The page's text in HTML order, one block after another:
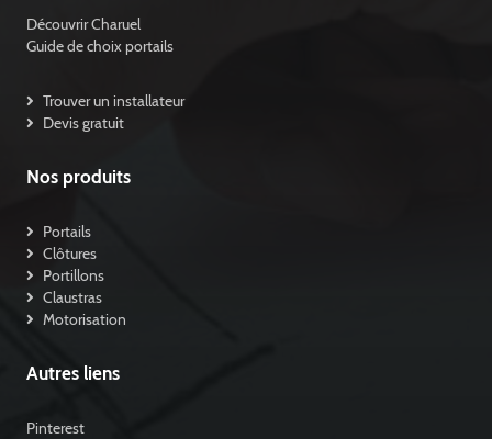
Découvrir Charuel
Guide de choix portails
Trouver un installateur
Devis gratuit
Nos produits
Portails
Clôtures
Portillons
Claustras
Motorisation
Autres liens
Pinterest